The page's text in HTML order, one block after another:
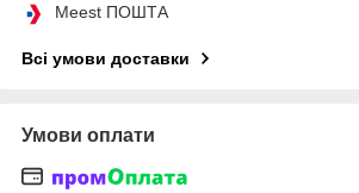
Meest ПОШТА
Всі умови доставки
Умови оплати